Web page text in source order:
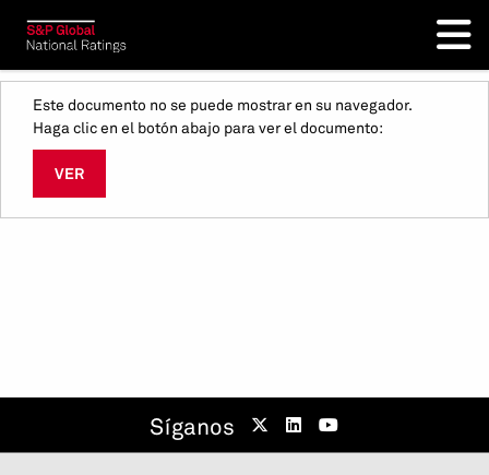
Este documento no se puede mostrar en su navegador.
Haga clic en el botón abajo para ver el documento:
VER
Síganos